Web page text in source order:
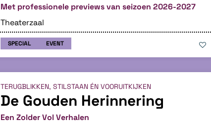
Met professionele previews van seizoen 2026-2027
Theaterzaal
SPECIAL EVENT
De Gouden Herinnering
Een Zolder Vol Verhalen
TERUGBLIKKEN, STILSTAAN ÉN VOORUITKIJKEN